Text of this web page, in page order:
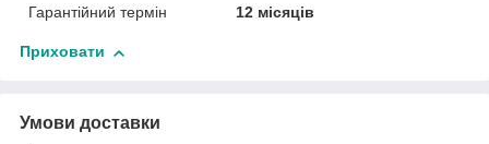
Гарантійний термін
12 місяців
Приховати
Умови доставки